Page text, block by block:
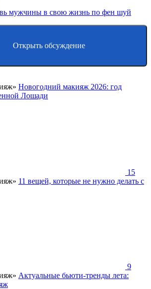
мужчины в свою жизнь по фен шуй
Открыть обсуждение
Новогодний макияж 2026: год
Лошади
15
11 вещей, которые не нужно делать с
9
Актуальные бьюти-тренды лета: